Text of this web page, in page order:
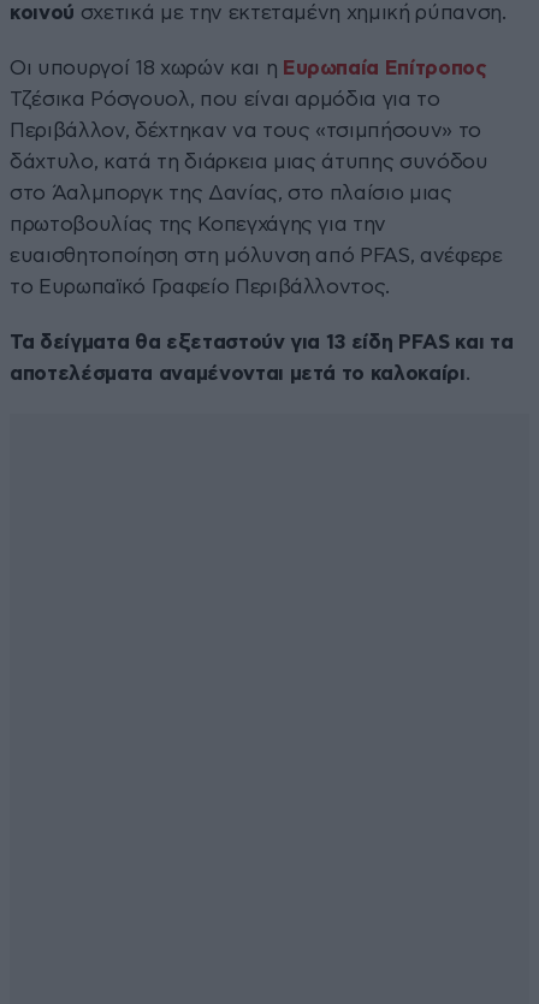
κοινού σχετικά με την εκτεταμένη χημική ρύπανση.
Οι υπουργοί 18 χωρών και η Ευρωπαία Επίτροπος
Τζέσικα Ρόσγουολ, που είναι αρμόδια για το
Περιβάλλον, δέχτηκαν να τους «τσιμπήσουν» το
δάχτυλο, κατά τη διάρκεια μιας άτυπης συνόδου
στο Άαλμποργκ της Δανίας, στο πλαίσιο μιας
πρωτοβουλίας της Κοπεγχάγης για την
ευαισθητοποίηση στη μόλυνση από PFAS, ανέφερε
το Ευρωπαϊκό Γραφείο Περιβάλλοντος.
Τα δείγματα θα εξεταστούν για 13 είδη PFAS και τα
αποτελέσματα αναμένονται μετά το καλοκαίρι.